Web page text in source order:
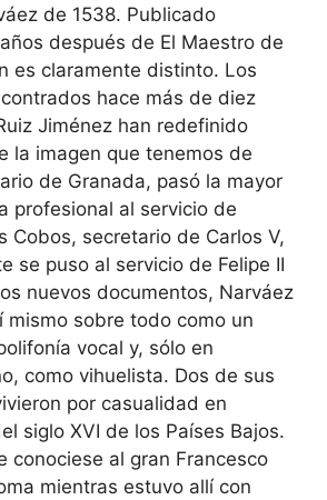
de 1538. Publicado
después de El Maestro de
es claramente distinto. Los
hace más de diez
Jiménez han redefinido
la imagen que tenemos de
de Granada, pasó la mayor
profesional al servicio de
Cobos, secretario de Carlos V,
se puso al servicio de Felipe II
nuevos documentos, Narváez
mismo sobre todo como un
vocal y, sólo en
como vihuelista. Dos de sus
por casualidad en
siglo XVI de los Países Bajos.
conociese al gran Francesco
mientras estuvo allí con